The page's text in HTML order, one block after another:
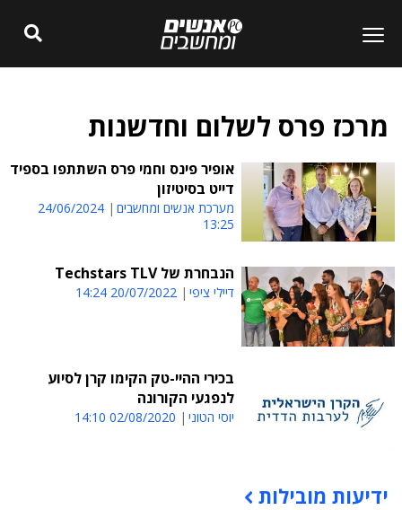
מרכז פרס לשלום וחדשנות
אופיר פינס וחמי פרס השתתפו בספיד
דייט בסיטיזון
מערכת אנשים ומחשבים
24/06/2024
13:25
הנבחרת של Techstars TLV
דיילי ציפי 20/07/2022 14:24
בכירי ההיי-טק הקימו קרן לסיוע
לנפגעי הקורונה
יוסי הטוני 02/08/2020 14:10
תוכן פרסומי
ידיעות מובילות